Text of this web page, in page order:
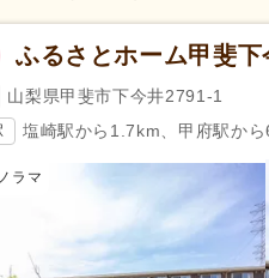
資格 社会福祉士(53)
介護支援専門員（ケア
完全週休2日 (13)
育休あり
夏季休暇
ふるさとホーム甲斐下
山梨県甲斐市下今井2791-1
塩崎駅から1.7km、甲府駅か
ラマ